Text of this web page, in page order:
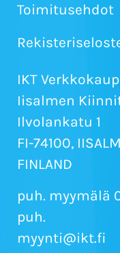
Toimitusehdot
IKT
Iisalmen
Ilvolankatu 1
FI-74100,
FINLAND
puh. myymälä
puh.
myynti@ikt.fi